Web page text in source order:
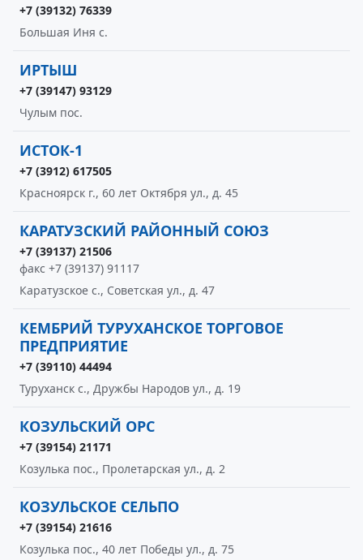
+7 (39132) 76339
Большая Иня с.
ИРТЫШ
+7 (39147) 93129
Чулым пос.
ИСТОК-1
+7 (3912) 617505
Красноярск г., 60 лет Октября ул., д. 45
КАРАТУЗСКИЙ РАЙОННЫЙ СОЮЗ
+7 (39137) 21506
факс +7 (39137) 91117
Каратузское с., Советская ул., д. 47
КЕМБРИЙ ТУРУХАНСКОЕ ТОРГОВОЕ
ПРЕДПРИЯТИЕ
+7 (39110) 44494
Туруханск с., Дружбы Народов ул., д. 19
КОЗУЛЬСКИЙ ОРС
+7 (39154) 21171
Козулька пос., Пролетарская ул., д. 2
КОЗУЛЬСКОЕ СЕЛЬПО
+7 (39154) 21616
Козулька пос., 40 лет Победы ул., д. 75